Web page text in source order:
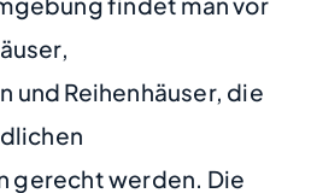
und Reihenhäuser, die
gerecht werden. Die